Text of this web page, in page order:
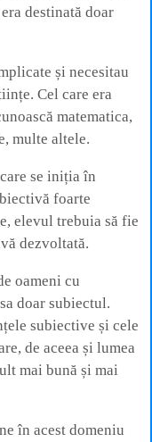
destinată doar
și necesitau
Cel care era
matematica,
multe altele.
se iniția în
foarte
elevul trebuia să fie
dezvoltată.
oameni cu
doar subiectul.
subiective și cele
de aceea și lumea
mai bună și mai
în acest domeniu